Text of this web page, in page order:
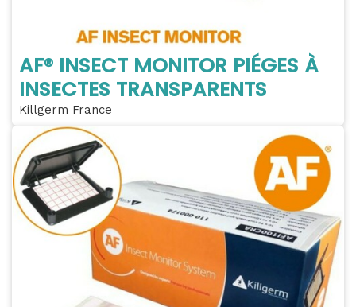
AF® INSECT MONITOR PIÉGES À
INSECTES TRANSPARENTS
Killgerm France